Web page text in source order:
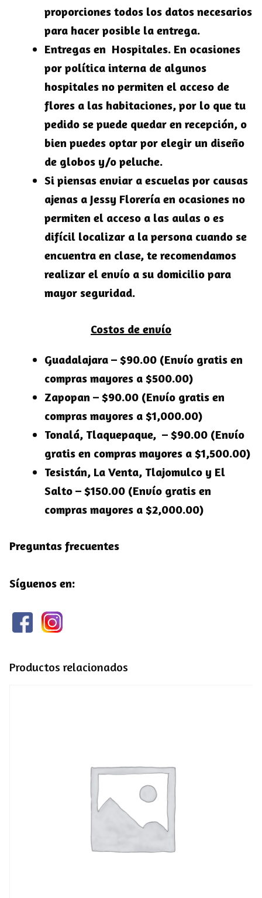
proporciones todos los datos necesarios
para hacer posible la entrega.
Entregas en Hospitales. En ocasiones
por política interna de algunos
hospitales no permiten el acceso de
flores a las habitaciones, por lo que tu
pedido se puede quedar en recepción, o
bien puedes optar por elegir un diseño
de globos y/o peluche.
Si piensas enviar a escuelas por causas
ajenas a Jessy Florería en ocasiones no
permiten el acceso a las aulas o es
difícil localizar a la persona cuando se
encuentra en clase, te recomendamos
realizar el envío a su domicilio para
mayor seguridad.
Costos de envío
Guadalajara – $90.00 (Envío gratis en
compras mayores a $500.00)
Zapopan – $90.00 (Envío gratis en
compras mayores a $1,000.00)
Tonalá, Tlaquepaque, – $90.00 (Envío
gratis en compras mayores a $1,500.00)
Tesistán, La Venta, Tlajomulco y El
Salto – $150.00 (Envío gratis en
compras mayores a $2,000.00)
Preguntas frecuentes
Síguenos en:
Productos relacionados